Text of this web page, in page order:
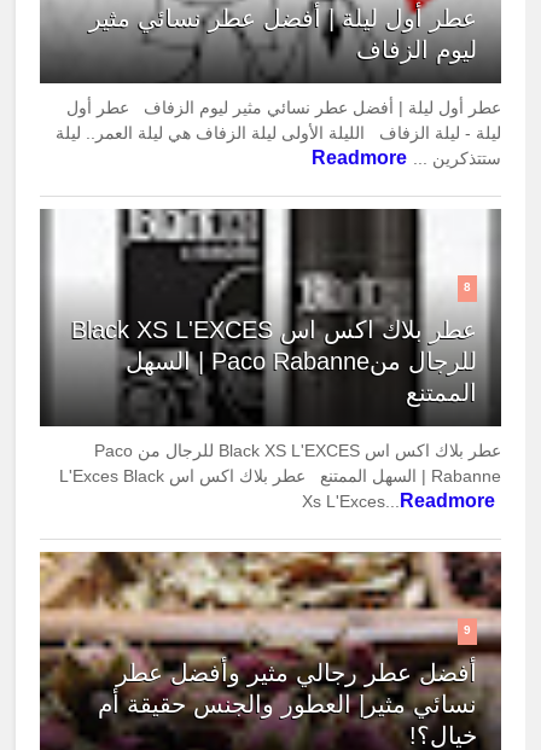
عطر أول ليلة | أفضل عطر نسائي مثير
ليوم الزفاف
عطر أول ليلة | أفضل عطر نسائي مثير ليوم الزفاف عطر أول
ليلة - ليلة الزفاف الليلة الأولى ليلة الزفاف هي ليلة العمر.. ليلة
ستتذكرين ...
Readmore
8
عطر بلاك اكس اس Black XS L'EXCES
للرجال منPaco Rabanne | السهل
الممتنع
عطر بلاك اكس اس Black XS L'EXCES للرجال من Paco
Rabanne | السهل الممتنع عطر بلاك اكس اس L'Exces Black
Xs L'Exces...
Readmore
9
أفضل عطر رجالي مثير وأفضل عطر
نسائي مثير| العطور والجنس حقيقة أم
خيال؟!